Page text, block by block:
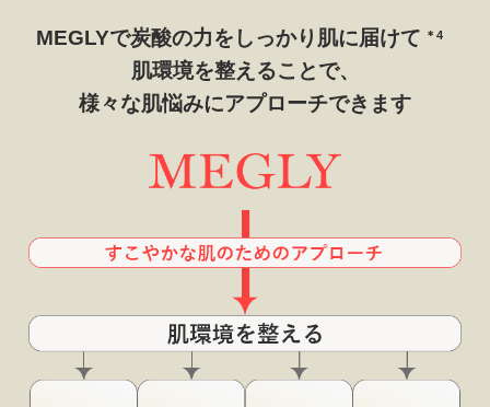
MEGLYで炭酸の力をしっかり肌に届けて ＊4
肌環境を整えることで、
様々な肌悩みにアプローチできます